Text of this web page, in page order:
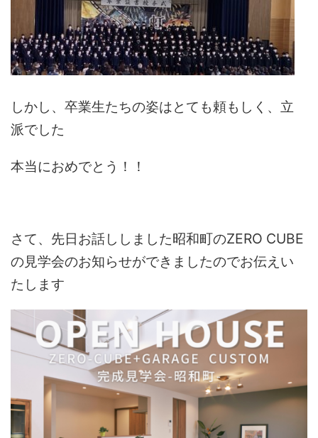
しかし、卒業生たちの姿はとても頼もしく、立
派でした
本当におめでとう！！
さて、先日お話ししました昭和町のZERO CUBE
の見学会のお知らせができましたのでお伝えい
たします